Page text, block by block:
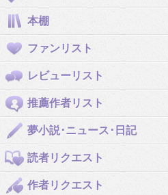
本棚
ファンリスト
レビューリスト
推薦作者リスト
夢小説･ニュース･日記
読者リクエスト
作者リクエスト